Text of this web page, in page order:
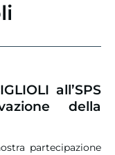
all’SPS
della
partecipazione